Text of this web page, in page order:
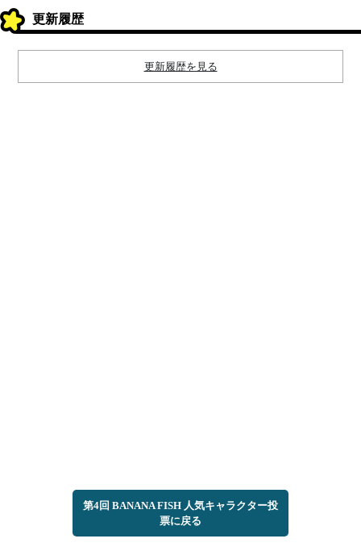
更新履歴
更新履歴を見る
第4回 BANANA FISH 人気キャラクター投
票に戻る